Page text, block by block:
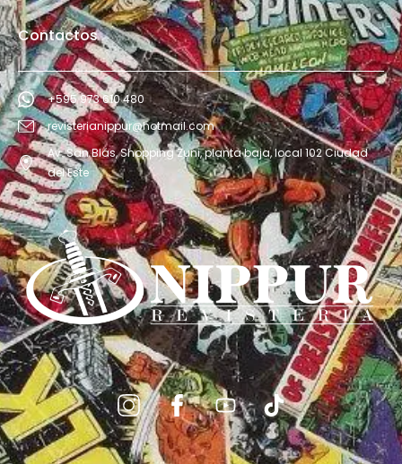
Contactos
+595 973 610 480
revisterianippur@hotmail.com
Av. San Blás, Shopping Zuni, planta baja, local 102 Ciudad
del Este